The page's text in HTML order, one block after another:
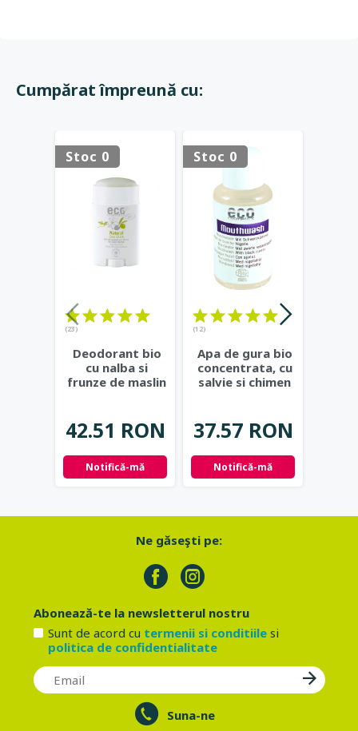
Cumpărat împreună cu:
Stoc 0
(23)
Deodorant bio
cu nalba si
frunze de maslin
42.51 RON
Notifică-mă
Stoc 0
(12)
Apa de gura bio
concentrata, cu
salvie si chimen
37.57 RON
Notifică-mă
Ne găseşti pe:
Abonează-te la newsletterul nostru
Sunt de acord cu termenii si conditiilesi
politica de confidentialitate
Suna-ne